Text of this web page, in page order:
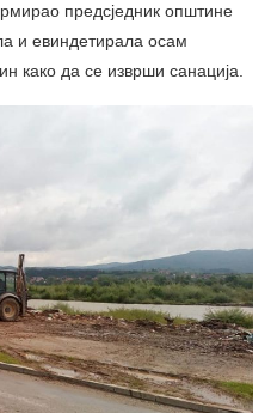
предсједник општине
и евиндетирала осам
како да се изврши санација.